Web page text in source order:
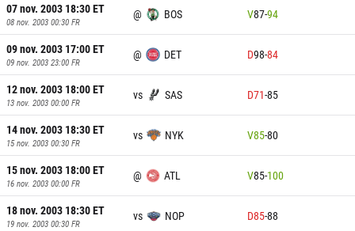
07 nov. 2003 18:30ET
08 nov. 2003 00:30 FR
@ BOS V87-94
09 nov. 2003 17:00ET
09 nov. 2003 23:00 FR
@ DET D98-84
12 nov. 2003 18:00ET
13 nov. 2003 00:00 FR
vs SAS D71-85
14 nov. 2003 18:30ET
15 nov. 2003 00:30 FR
vs NYK V85-80
15 nov. 2003 18:00ET
16 nov. 2003 00:00 FR
@ ATL V85-100
18 nov. 2003 18:30ET
19 nov. 2003 00:30 FR
vs NOP D85-88